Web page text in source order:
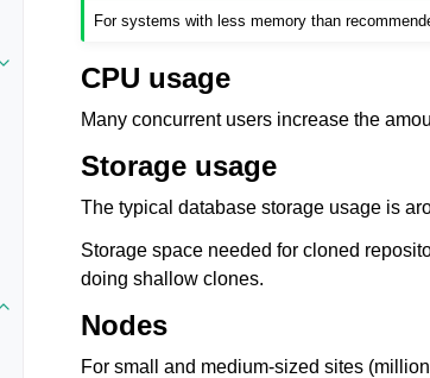
Toggle navigation of Formate de fișiere acceptate
Toggle navigation of Instrucțiuni de configurare
For systems with less memory than
CPU usage
Many concurrent users increase the
Storage usage
The typical database storage usage is
Storage space needed for cloned
doing shallow clones.
Nodes
For small and medium-sized sites